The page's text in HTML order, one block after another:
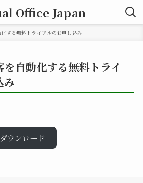
Office Japan
する無料トライアルのお申し込み
自動化する無料トライ
み
ダウンロード